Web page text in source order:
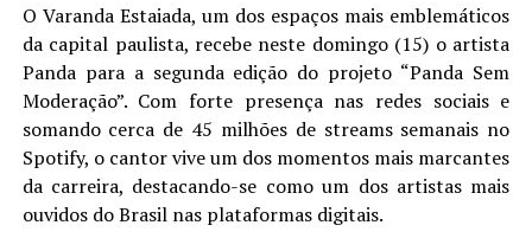
O Varanda Estaiada, um dos espaços mais emblemáticos
da capital paulista, recebe neste domingo (15) o artista
Panda para a segunda edição do projeto “Panda Sem
Moderação”. Com forte presença nas redes sociais e
somando cerca de 45 milhões de streams semanais no
Spotify, o cantor vive um dos momentos mais marcantes
da carreira, destacando-se como um dos artistas mais
ouvidos do Brasil nas plataformas digitais.